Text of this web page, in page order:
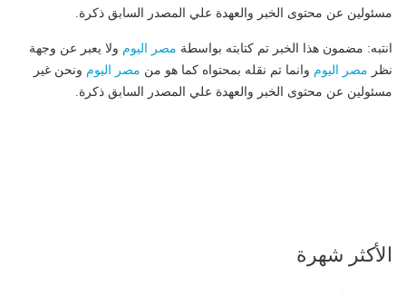
مسئولين عن محتوى الخبر والعهدة علي المصدر السابق ذكرة.
انتبه: مضمون هذا الخبر تم كتابته بواسطة مصر اليوم ولا يعبر عن وجهة
نظر مصر اليوم وانما تم نقله بمحتواه كما هو من مصر اليوم ونحن غير
مسئولين عن محتوى الخبر والعهدة علي المصدر السابق ذكرة.
الأكثر شهرة